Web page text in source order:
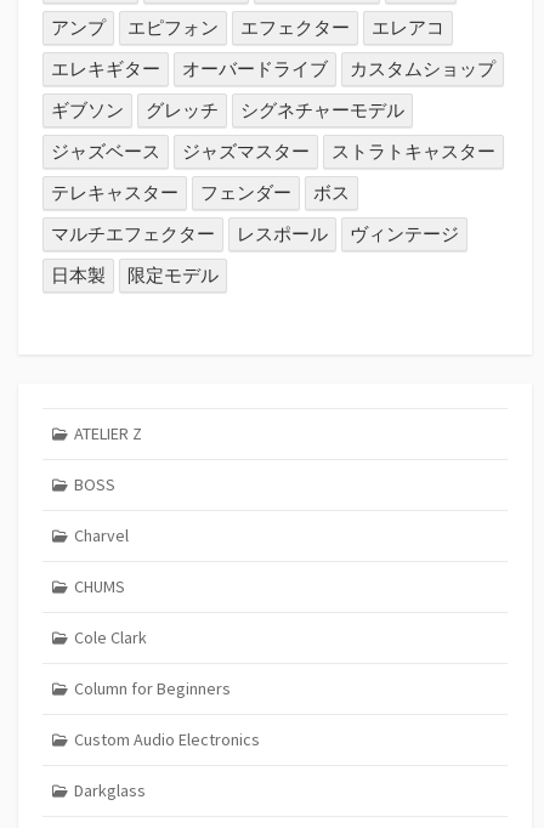
アンプ
エピフォン エフェクター
エレアコ
エレキギター
オーバードライブ
カスタムショップ
ギブソン
グレッチ
シグネチャーモデル
ジャズベース
ジャズマスター
ストラトキャスター
テレキャスター
フェンダー
ボス
マルチエフェクター
レスポール
ヴィンテージ
日本製
限定モデル
ATELIER Z
BOSS
Charvel
CHUMS
Cole Clark
Column for Beginners
Custom Audio Electronics
Darkglass